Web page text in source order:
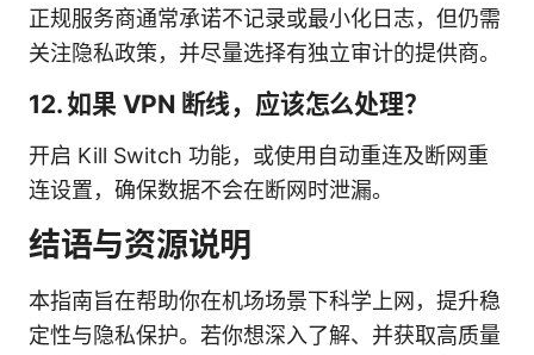
正规服务商通常承诺不记录或最小化日志，但仍需
关注隐私政策，并尽量选择有独立审计的提供商。
12. 如果 VPN 断线，应该怎么处理？
开启 Kill Switch 功能，或使用自动重连及断网重
连设置，确保数据不会在断网时泄漏。
结语与资源说明
本指南旨在帮助你在机场场景下科学上网，提升稳
定性与隐私保护。若你想深入了解、并获取高质量